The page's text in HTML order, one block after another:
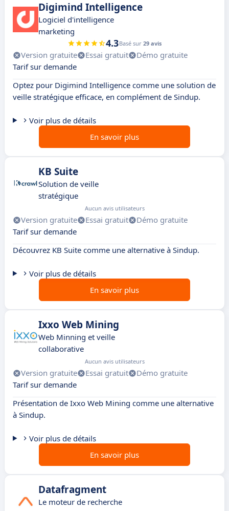
Digimind Intelligence
Logiciel d'intelligence
marketing
4.3Basé sur 29 avis
Version gratuite Essai gratuit
Démo gratuite
Tarif sur demande
Optez pour Digimind Intelligence comme une solution de
veille stratégique efficace, en complément de Sindup.
Voir plus de détails
En savoir plus
KB Suite
Solution de veille
stratégique
Aucun avis utilisateurs
Version gratuite Essai gratuit
Démo gratuite
Tarif sur demande
Découvrez KB Suite comme une alternative à Sindup.
Voir plus de détails
En savoir plus
Ixxo Web Mining
Web Minning et veille
collaborative
Aucun avis utilisateurs
Version gratuite Essai gratuit
Démo gratuite
Tarif sur demande
Présentation de Ixxo Web Mining comme une alternative
à Sindup.
Voir plus de détails
En savoir plus
Datafragment
Le moteur de recherche